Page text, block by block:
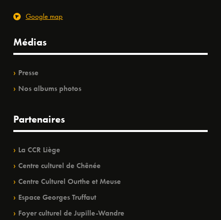
Google map
Médias
Presse
Nos albums photos
Partenaires
La CCR Liège
Centre culturel de Chênée
Centre Culturel Ourthe et Meuse
Espace Georges Truffaut
Foyer culturel de Jupille-Wandre